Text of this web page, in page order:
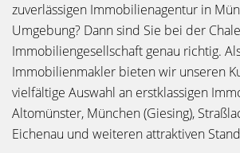
zuverlässigen Immobilienagentur in
Umgebung? Dann sind Sie bei der
Immobiliengesellschaft genau richtig.
Immobilienmakler bieten wir unseren
vielfältige Auswahl an erstklassigen
Altomünster, München (Giesing),
Eichenau und weiteren attraktiven